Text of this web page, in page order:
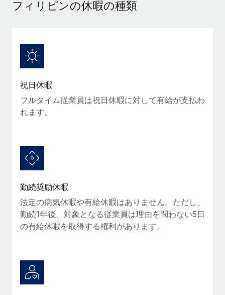
グローバル人事・コンプライアンスの専門サポート
候補者の選考プロセスをシンプルに
Compliance Watchtower
コンプライアンスリスクを先回りして対応
ITデバイスを世界規模で提供・管理
法令順守した法人をスピーディに設立
移住・転勤
従業員の異動をスムーズに
当社とのパートナーシップの可能性を検討する
Reverse Tech、契約社員管理と給与処理でRemote
と戦略的提携
詳細を見る
AIのパイオニアであるWeaviateは、Remoteを使
い、どのようにしてワークフォースを120%に増やした
のか
Weaviateの概要...
ニュースルーム
情報センター
サポートを依頼する
すべてのリソースを表示する
ブログ
EORおよびPEO
税務
ブログを読む
Remoteの製品アップデート：GustoとXeroの統合お
よびContractor Management Plus（契約社員管理
フィリピンの休暇の種類
祝日休暇
フルタイム従業員は祝日休暇に対して有給が支払わ
れます。
勤続奨励休暇
法定の病気休暇や有給休暇はありません。ただし、
勤続1年後、対象となる従業員は理由を問わない5日
の有給休暇を取得する権利があります。